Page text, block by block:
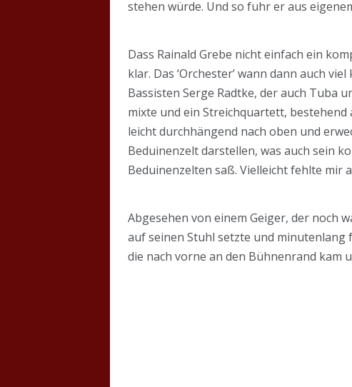
stehen würde. Und so fuhr er aus
Dass Rainald Grebe nicht einfach ein
klar. Das ‘Orchester’ wann dann auch
Bassisten Serge Radtke, der auch Tuba
mixte und ein Streichquartett,
leicht durchhängend nach oben und
Beduinenzelt darstellen, was auch sein
Beduinenzelten saß. Vielleicht fehlte mir
Abgesehen von einem Geiger, der noch
auf seinen Stuhl setzte und
die nach vorne an den Bühnenrand kam